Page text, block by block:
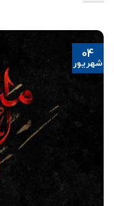
04
شهریور